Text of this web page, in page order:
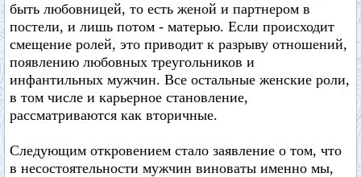
быть любовницей, то есть женой и партнером в
постели, и лишь потом - матерью. Если происходит
смещение ролей, это приводит к разрыву отношений,
появлению любовных треугольников и
инфантильных мужчин. Все остальные женские роли,
в том числе и карьерное становление,
рассматриваются как вторичные.
Следующим откровением стало заявление о том, что
в несостоятельности мужчин виноваты именно мы,